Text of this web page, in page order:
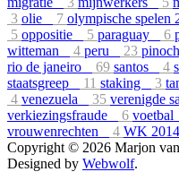
3 olie 7 olympische spelen
5 oppositie 5 paraguay 6
witteman
4 peru 23
rio de janeiro
69 santos 4
staatsgreep
11 staking 3
4 venezuela 35 verenigde
verkiezingsfraude
6 voetbal
vrouwenrechten
4 WK
Copyright © 2026 Marjon
Designed by Webwolf.